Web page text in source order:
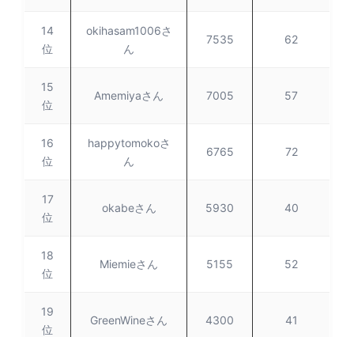
14
位
okihasam1006さ
ん
7535 62
15
位
Amemiyaさん 7005 57
16
位
happytomokoさ
ん
6765 72
17
位
okabeさん 5930 40
18
位
Miemieさん 5155 52
19
位
GreenWineさん 4300 41